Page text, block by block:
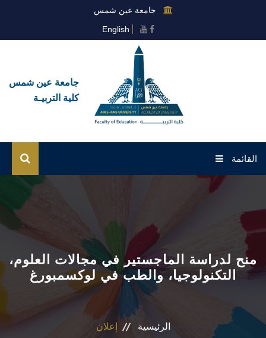
جامعة عين شمس
English
جامعة عين شمس
كلية التربيـة
القائمة
القطاعات
منح لدراسة الماجستير في مجالات العلوم،
التكنولوجيا، والطب في لوكسمبورغ
الرئيسية إعلان